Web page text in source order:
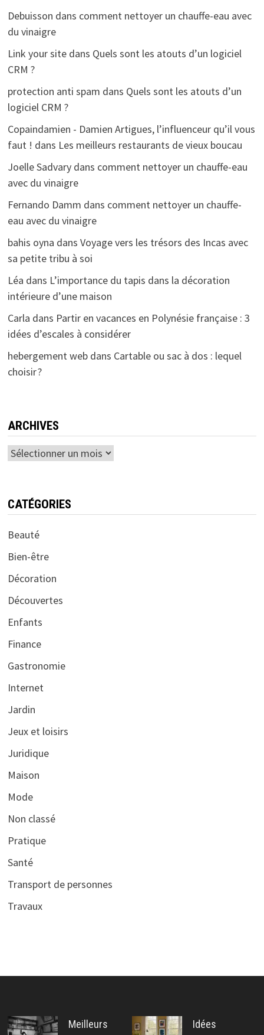
Debuisson dans comment nettoyer un chauffe-eau avec
du vinaigre
Link your sitedans Quels sont les atouts d’un logiciel
CRM ?
protection anti spam dans Quels sont les atouts d’un
logiciel CRM ?
Copaindamien - Damien Artigues, l’influenceur qu’il vous
faut ! dans Les meilleurs restaurants de vieux boucau
Joelle Sadvarydans comment nettoyer un chauffe-eau
avec du vinaigre
Fernando Damm dans comment nettoyer un chauffe-
eau avec du vinaigre
bahis oyna dans Voyage vers les trésors des Incas avec
sa petite tribu à soi
Léa dans L’importance du tapis dans la décoration
intérieure d’une maison
Carla dans Partir en vacances en Polynésie française : 3
idées d’escales à considérer
hebergement webdans Cartable ou sac à dos : lequel
choisir ?
ARCHIVES
Archives
CATÉGORIES
Beauté
Bien-être
Décoration
Découvertes
Enfants
Finance
Gastronomie
Internet
Jardin
Jeux et loisirs
Juridique
Maison
Mode
Non classé
Pratique
Santé
Transport de personnes
Travaux
Meilleurs
Idées